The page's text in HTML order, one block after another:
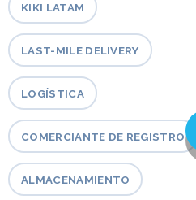
KIKI LATAM
LAST-MILE DELIVERY
LOGÍSTICA
COMERCIANTE DE REGISTRO
ALMACENAMIENTO